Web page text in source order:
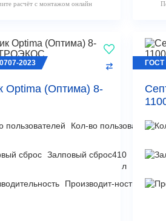
расчёт с монтажом онлайн
Optima (Оптима) 8-
Кол-во пользователей
Залповый сброс410
л
Производит-ность
1,5
2023 ГОСТ